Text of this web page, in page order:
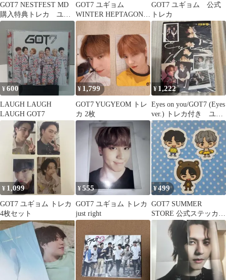
GOT7 NESTFEST MD
購入特典トレカ ユギ
ョム
GOT7 ユギョム
WINTER HEPTAGON
特典トレカ
GOT7 ユギョム 公式
トレカ
¥600
LAUGH LAUGH
LAUGH GOT7
¥ 1,799
GOT7 YUGYEOM トレ
カ 2枚
¥ 1,222
Eyes on you/GOT7 (Eyes
ver.) トレカ付き ユギ
ョム
¥ 1,099
GOT7 ユギョム トレカ
4枚セット
¥555
GOT7 ユギョム トレカ
just right
¥499
GOT7 SUMMER
STORE 公式ステッカー
ユギョム